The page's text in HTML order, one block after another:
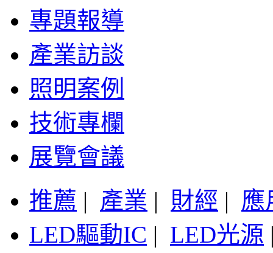
專題報導
產業訪談
照明案例
技術專欄
展覽會議
推薦 | 產業 | 財經 | 應
LED驅動IC | LED光源